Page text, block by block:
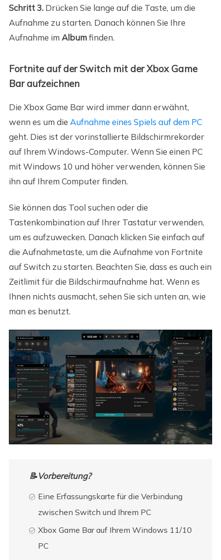
Schritt 3.Drücken Sie lange auf die Taste, um die
Aufnahme zu starten. Danach können Sie Ihre
Aufnahme im Albumfinden.
Fortnite auf der Switch mit der Xbox Game
Bar aufzeichnen
Die Xbox Game Bar wird immer dann erwähnt,
wenn es um die Aufnahme eines Spiels auf dem PC
geht. Dies ist der vorinstallierte Bildschirmrekorder
auf Ihrem Windows-Computer. Wenn Sie einen PC
mit Windows 10 und höher verwenden, können Sie
ihn auf Ihrem Computer finden.
Sie können das Tool suchen oder die
Tastenkombination auf Ihrer Tastatur verwenden,
um es aufzuwecken. Danach klicken Sie einfach auf
die Aufnahmetaste, um die Aufnahme von Fortnite
auf Switch zu starten. Beachten Sie, dass es auch ein
Zeitlimit für die Bildschirmaufnahme hat. Wenn es
Ihnen nichts ausmacht, sehen Sie sich unten an, wie
man es benutzt.
📝Vorbereitung?
Eine Erfassungskarte für die Verbindung
zwischen Switch und Ihrem PC
Xbox Game Bar auf Ihrem Windows 11/10
PC